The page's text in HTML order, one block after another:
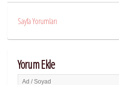
Sayfa Yorumları
Yorum Ekle
Ad / Soyad